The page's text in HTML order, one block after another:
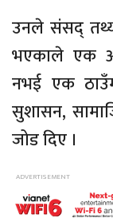
उनले संसद्
भएकाले एक
नभई एक
सुशासन,
जोड दिए ।